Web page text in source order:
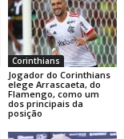
Corinthians
Jogador do Corinthians
elege Arrascaeta, do
Flamengo, como um
dos principais da
posição